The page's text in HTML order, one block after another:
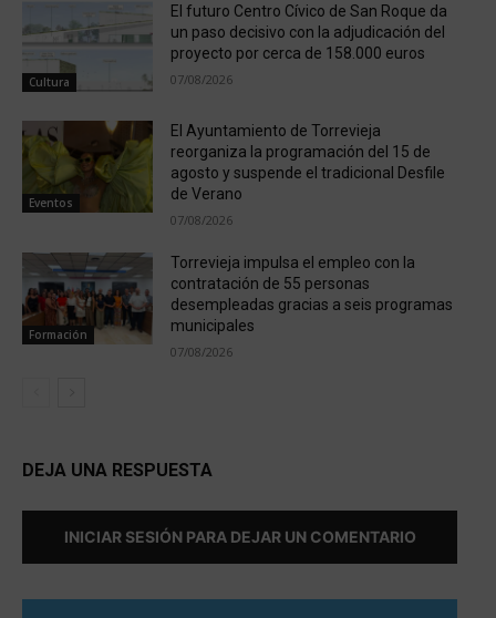
Cultura
El futuro Centro Cívico de San Roque da
un paso decisivo con la adjudicación del
proyecto por cerca de 158.000 euros
07/08/2026
Eventos
El Ayuntamiento de Torrevieja
reorganiza la programación del 15 de
agosto y suspende el tradicional Desfile
de Verano
07/08/2026
Formación
Torrevieja impulsa el empleo con la
contratación de 55 personas
desempleadas gracias a seis programas
municipales
07/08/2026
DEJA UNA RESPUESTA
INICIAR SESIÓN PARA DEJAR UN COMENTARIO